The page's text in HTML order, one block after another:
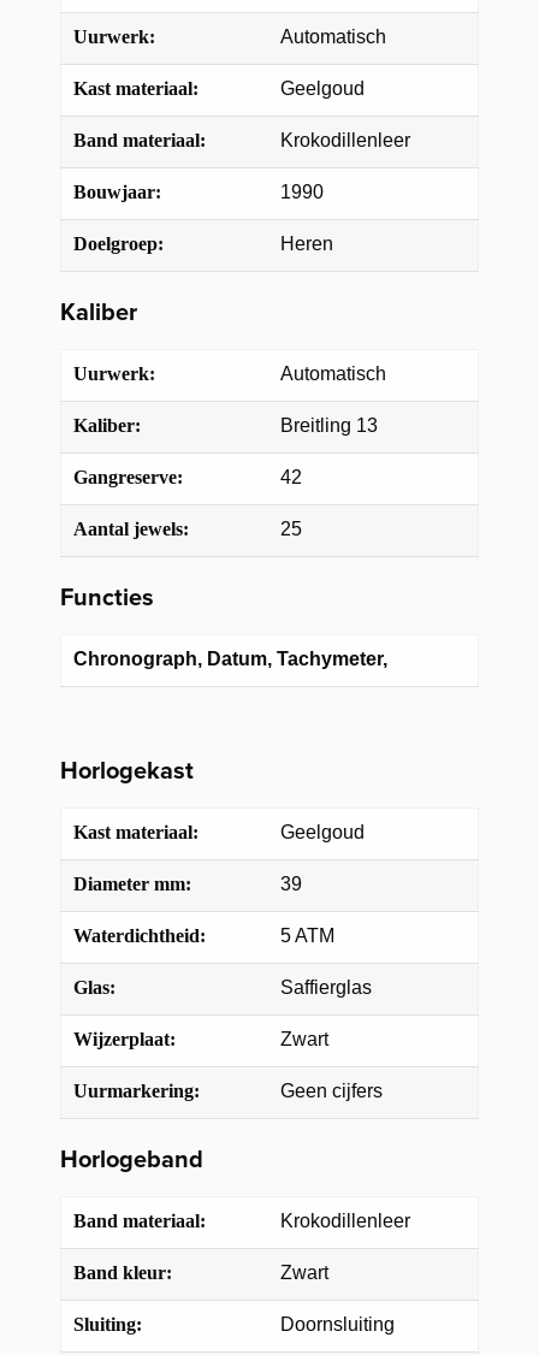
Uurwerk: Automatisch
Kast materiaal: Geelgoud
Band materiaal: Krokodillenleer
Bouwjaar: 1990
Doelgroep: Heren
Kaliber
Uurwerk: Automatisch
Kaliber: Breitling 13
Gangreserve: 42
Aantal jewels: 25
Functies
Chronograph, Datum, Tachymeter,
Horlogekast
Kast materiaal: Geelgoud
Diameter mm: 39
Waterdichtheid: 5 ATM
Glas: Saffierglas
Wijzerplaat: Zwart
Uurmarkering: Geen cijfers
Horlogeband
Band materiaal: Krokodillenleer
Band kleur: Zwart
Sluiting: Doornsluiting